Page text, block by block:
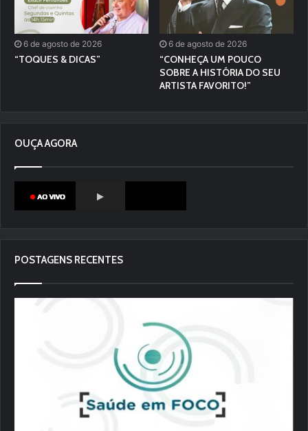
6 de agosto de 2026
“TOQUES & DICAS”
6 de agosto de 2026
“CONHEÇA UM POUCO
SOBRE A HISTÓRIA DO SEU
ARTISTA FAVORITO!”
OUÇA AGORA
POSTAGENS RECENTES